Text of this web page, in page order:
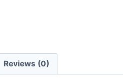
Reviews (0)